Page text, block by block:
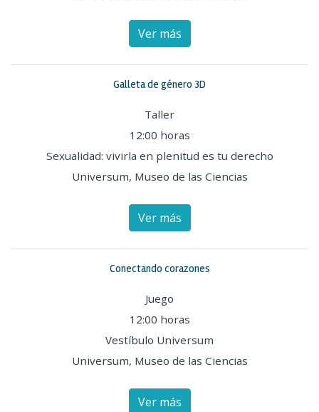
Ver más
Galleta de género 3D
Taller
12:00 horas
Sexualidad: vivirla en plenitud es tu derecho
Universum, Museo de las Ciencias
Ver más
Conectando corazones
Juego
12:00 horas
Vestíbulo Universum
Universum, Museo de las Ciencias
Ver más